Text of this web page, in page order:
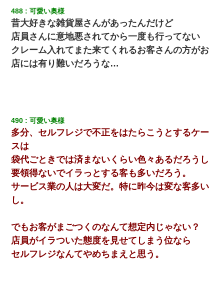
488 可愛い奥様
昔大好きな雑貨屋さんがあったんだけど
店員さんに意地悪されてから一度も行ってない
クレーム入れてまた来てくれるお客さんの方がお
店には有り難いだろうな…
490 可愛い奥様
多分、セルフレジで不正をはたらこうとするケー
スは
袋代ごときでは済まないくらい色々あるだろうし
要領得ないでイラっとする客も多いだろう。
サービス業の人は大変だ。特に昨今は変な客多い
し。
でもお客がまごつくのなんて想定内じゃない？
店員がイラついた態度を見せてしまう位なら
セルフレジなんてやめちまえと思う。